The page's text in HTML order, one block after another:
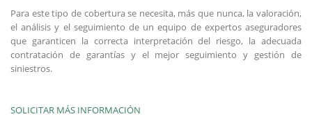
Para este tipo de cobertura se necesita, más que nunca, la valoración,
el análisis y el seguimiento de un equipo de expertos aseguradores
que garanticen la correcta interpretación del riesgo, la adecuada
contratación de garantías y el mejor seguimiento y gestión de
siniestros.
SOLICITAR MÁS INFORMACIÓN